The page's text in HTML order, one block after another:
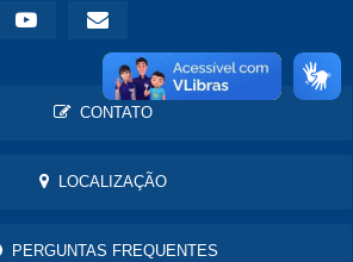
CONTATO
LOCALIZAÇÃO
PERGUNTAS FREQUENTES